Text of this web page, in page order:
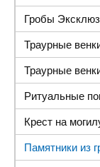
Гробы
Траурные
Траурные
Ритуальные
Крест на
Памятники из